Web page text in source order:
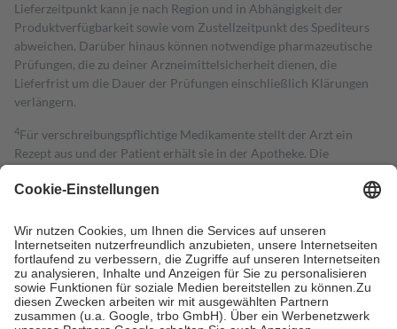
Lieferzeitpunkt kann je nach Region und in Abhängigkeit der
Produktverfügbarkeit sowie vom Zustellzeitpunkt des Spediteurs
abweichen. Darüber hinaus können notwendige pharmazeutische
Prüfungen, die zu deiner Arzneimittelsicherheit dienen, die
Lieferfrist um die Dauer der Prüfungen einschließlich Klärungen
verlängern.
4Für verschreibungspflichtige Medikamente stellt der Arzt ein
Rezept aus und der Patient erhält sie in der Apotheke. Die
Kosten dafür, der Versicherte trägt einen Teil davon als Zuzahlung
Grundsätzlich leisten Mitglieder Zuzahlungen in Höhe von zehn
Prozent des Abgabepreises,mindestensjedochfünf Euround
höchstens zehn Euro.Es sind jedoch nie mehr als die tatsächlichen
Kosten der Leistung zu entrichten.
Diese Regeln gelten grundsätzlich auch für Online-Apotheken.
Bei Heilmitteln und häuslicher Krankenpflege beträgt die